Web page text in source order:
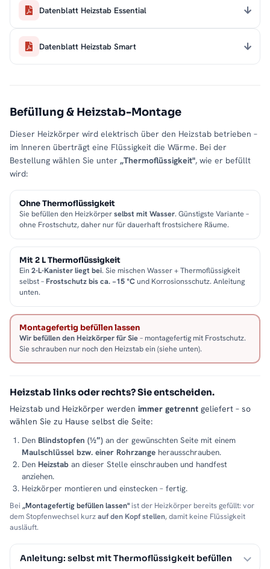
Datenblatt Heizstab Essential
Datenblatt Heizstab Smart
Befüllung & Heizstab-Montage
Dieser Heizkörper wird elektrisch über den Heizstab betrieben –
im Inneren überträgt eine Flüssigkeit die Wärme. Bei der
Bestellung wählen Sie unter „Thermoflüssigkeit", wie er befüllt
wird:
Ohne Thermoflüssigkeit
Sie befüllen den Heizkörperselbst mit Wasser. Günstigste Variante –
ohne Frostschutz, daher nur für dauerhaft frostsichere Räume.
Mit 2 L Thermoflüssigkeit
Ein 2-L-Kanister liegt bei. Sie mischen Wasser + Thermoflüssigkeit
selbst –Frostschutz bis ca. −15 °Cund Korrosionsschutz. Anleitung
unten.
Montagefertig befüllen lassen
Wir befüllen den Heizkörper für Sie– montagefertig mit Frostschutz.
Sie schrauben nur noch den Heizstab ein (siehe unten).
Heizstab links oder rechts? Sie entscheiden.
Heizstab und Heizkörper werden immer getrennt geliefert – so
wählen Sie zu Hause selbst die Seite:
Den Blindstopfen (½″) an der gewünschten Seite mit einem
Maulschlüssel bzw. einer Rohrzange herausschrauben.
Den Heizstab an dieser Stelle einschrauben und handfest
anziehen.
Heizkörper montieren und einstecken – fertig.
Bei „Montagefertig befüllen lassen"ist der Heizkörper bereits gefüllt: vor
dem Stopfenwechsel kurzauf den Kopf stellen, damit keine Flüssigkeit
ausläuft.
Anleitung: selbst mit Thermoflüssigkeit befüllen